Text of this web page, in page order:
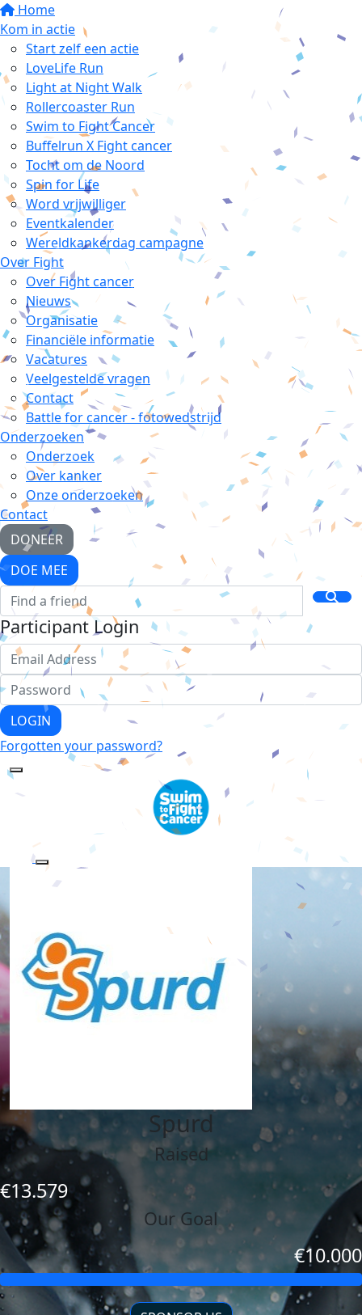
Home
Kom in actie
Start zelf een actie
LoveLife Run
Light at Night Walk
Rollercoaster Run
Swim to Fight Cancer
Buffelrun X Fight cancer
Tocht om de Noord
Spin for Life
Word vrijwilliger
Eventkalender
Wereldkankerdag campagne
Over Fight
Over Fight cancer
Nieuws
Organisatie
Financiële informatie
Vacatures
Veelgestelde vragen
Contact
Battle for cancer - fotowedstrijd
Onderzoeken
Onderzoek
Over kanker
Onze onderzoeken
Contact
DONEER
DOE MEE
Participant Login
LOGIN
Forgotten your password?
Spurd
Raised
€13.579
Our Goal
€10.000